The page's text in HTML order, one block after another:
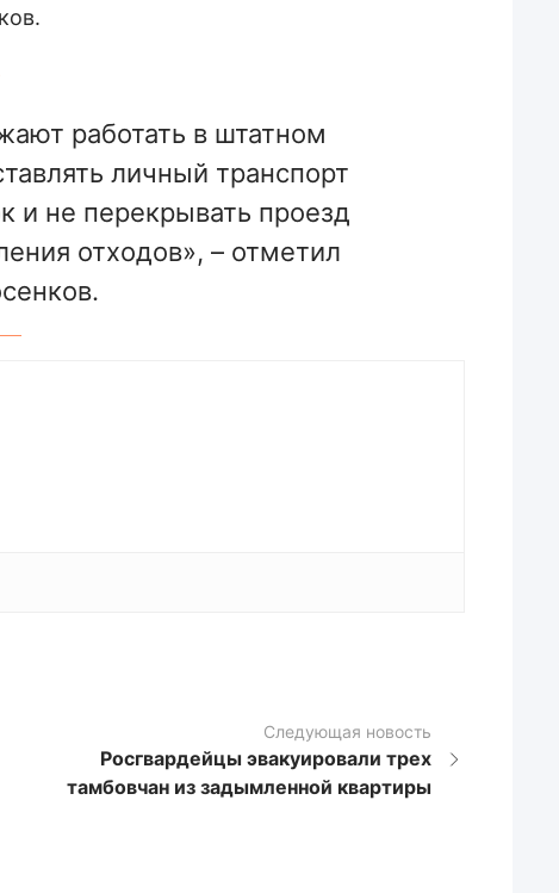
работать в штатном
личный транспорт
и не перекрывать проезд
отходов», – отметил
Следующая новость
Росгвардейцы эвакуировали трех
тамбовчан из задымленной квартиры